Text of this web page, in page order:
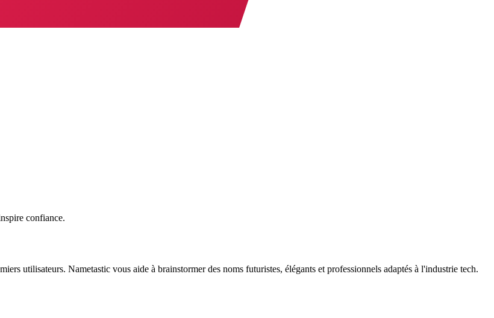
confiance.
utilisateurs. Nametastic vous aide à brainstormer des noms futuristes, élégants et professionnels adaptés à l'industrie tech.